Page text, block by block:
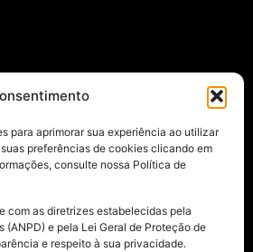
para aprimorar sua experiência ao utilizar
preferências de cookies clicando em
consulte nossa Política de
com as diretrizes estabelecidas pela
e pela Lei Geral de Proteção de
e respeito à sua privacidade.